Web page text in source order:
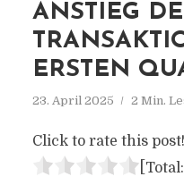
ANSTIEG
ERSTEN
23. April 2025 2 Min.
Click to rate this post!
[Total: